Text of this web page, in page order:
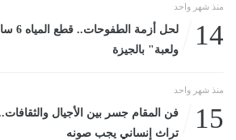
منذ شهر واحد
14
لحل
ولعبة" بالجيزة
منذ شهر واحد
15
فن المقام جسر بين الأجيال
تراث إنساني يجب صونه